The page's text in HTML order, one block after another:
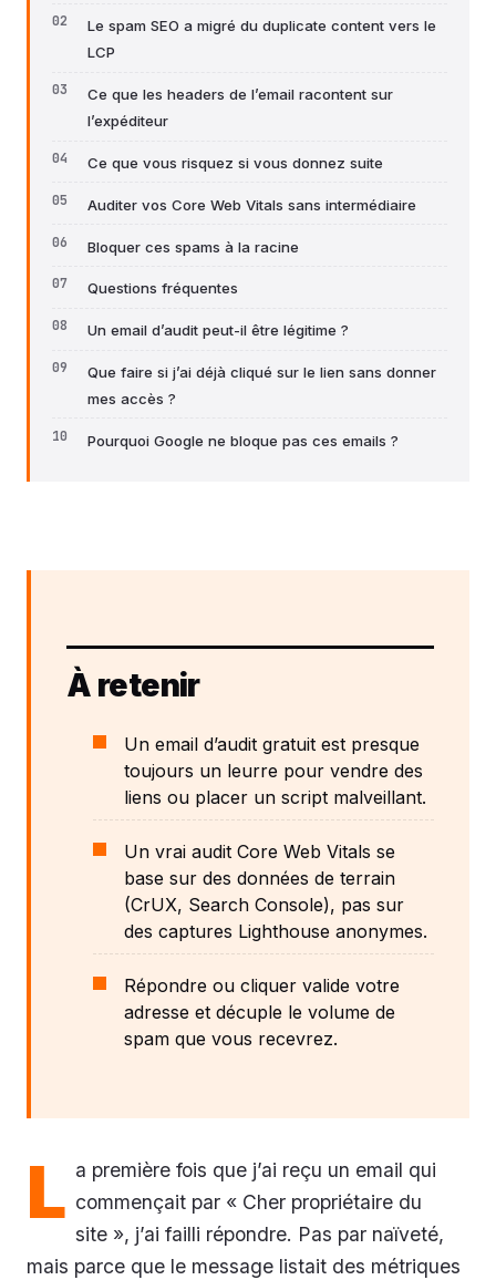
Le spam SEO a migré du duplicate content vers le
LCP
Ce que les headers de l’email racontent sur
l’expéditeur
Ce que vous risquez si vous donnez suite
Auditer vos Core Web Vitals sans intermédiaire
Bloquer ces spams à la racine
Questions fréquentes
Un email d’audit peut-il être légitime ?
Que faire si j’ai déjà cliqué sur le lien sans donner
mes accès ?
Pourquoi Google ne bloque pas ces emails ?
À retenir
Un email d’audit gratuit est presque
toujours un leurre pour vendre des
liens ou placer un script malveillant.
Un vrai audit Core Web Vitals se
base sur des données de terrain
(CrUX, Search Console), pas sur
des captures Lighthouse anonymes.
Répondre ou cliquer valide votre
adresse et décuple le volume de
spam que vous recevrez.
L a première fois que j’ai reçu un email qui
commençait par « Cher propriétaire du
site », j’ai failli répondre. Pas par naïveté,
mais parce que le message listait des métriques